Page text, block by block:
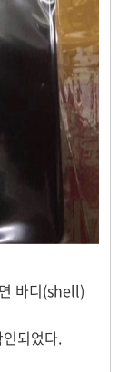
바디(shell)
되었다.